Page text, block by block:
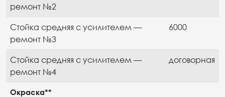
ремонт №2
Стойка средняя с усилителем —
ремонт №3
6000
Стойка средняя с усилителем —
ремонт №4
договорная
Окраска**